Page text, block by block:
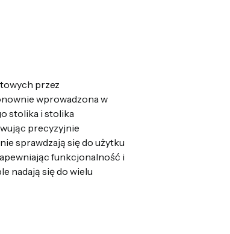
przez
wprowadzona w
stolika i stolika
precyzyjnie
sprawdzają się do użytku
funkcjonalność i
nadają się do wielu